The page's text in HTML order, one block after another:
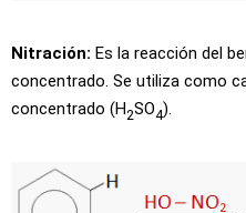
Nitración: Es la reacción del
concentrado. Se utiliza como
concentrado (H2SO4).